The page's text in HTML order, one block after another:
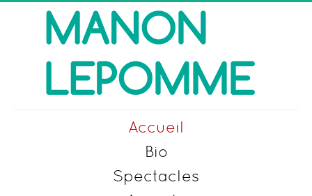
Accueil
Bio
Spectacles
précédente
précédent
suivante
suivant